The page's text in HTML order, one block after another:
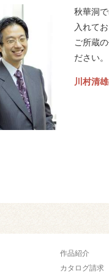
秋華洞
入れてお
ご所蔵
ださい。
川村清雄
作品紹介
カタログ請求